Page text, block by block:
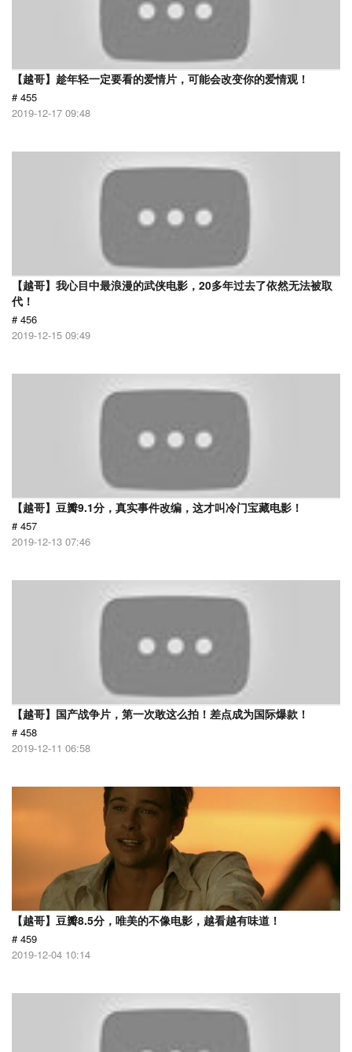
【越哥】趁年轻一定要看的爱情片，可能会改变你的爱情观！
# 455
2019-12-17 09:48
【越哥】我心目中最浪漫的武侠电影，20多年过去了依然无法被取
代！
# 456
2019-12-15 09:49
【越哥】豆瓣9.1分，真实事件改编，这才叫冷门宝藏电影！
# 457
2019-12-13 07:46
【越哥】国产战争片，第一次敢这么拍！差点成为国际爆款！
# 458
2019-12-11 06:58
【越哥】豆瓣8.5分，唯美的不像电影，越看越有味道！
# 459
2019-12-04 10:14